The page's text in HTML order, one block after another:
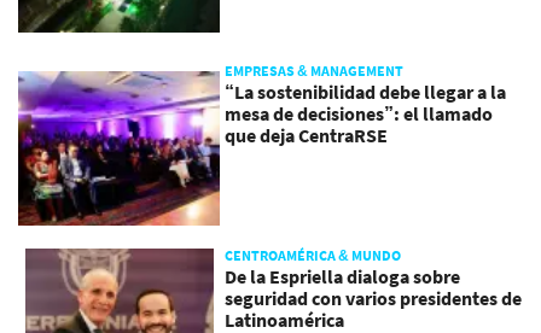
EMPRESAS & MANAGEMENT
“La sostenibilidad debe llegar a la
mesa de decisiones”: el llamado
que deja CentraRSE
CENTROAMÉRICA & MUNDO
De la Espriella dialoga sobre
seguridad con varios presidentes de
Latinoamérica